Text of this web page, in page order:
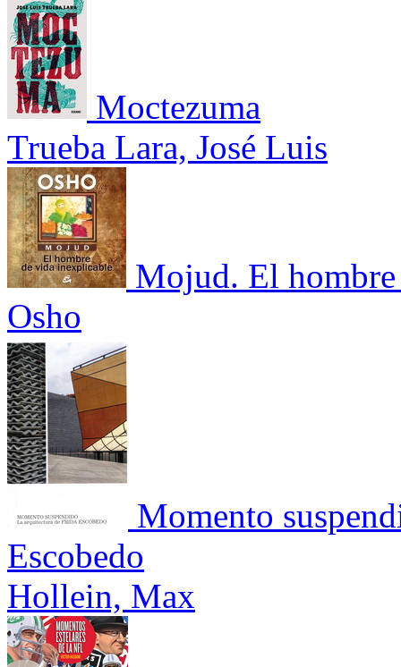
Moctezuma
Trueba Lara, José Luis
Mojud. El
Osho
Momento
Escobedo
Hollein, Max